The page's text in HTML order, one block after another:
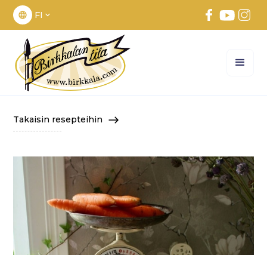
FI
Takaisin resepteihin